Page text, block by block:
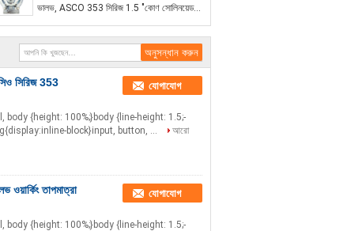
ভালভ, ASCO 353 সিরিজ 1.5 "কোণ সোলিনয়েড
সিরিজ 353
যোগাযোগ
{height: 100%;}body {line-height: 1.5;-
block}input, button, ...
আরো
তাপমাত্রা
যোগাযোগ
{height: 100%;}body {line-height: 1.5;-